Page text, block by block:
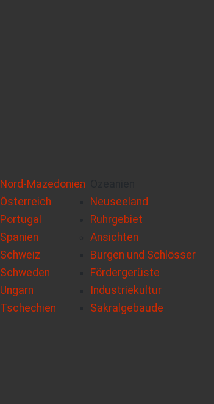
Nord-Mazedonien
Österreich
Portugal
Spanien
Schweiz
Schweden
Ungarn
Tschechien
Neuseeland
Ruhrgebiet
Ansichten
Burgen und Schlösser
Fördergerüste
Industriekultur
Sakralgebäude